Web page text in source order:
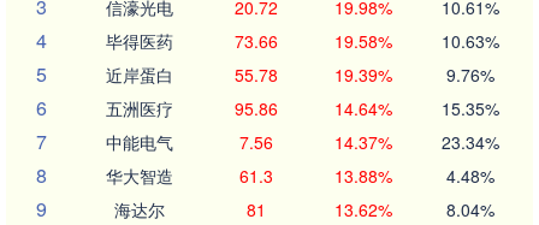
3 信濠光电 20.72 19.98% 10.61%
4 毕得医药 73.66 19.58% 10.63%
5 近岸蛋白 55.78 19.39% 9.76%
6 五洲医疗 95.86 14.64% 15.35%
7 中能电气 7.56 14.37% 23.34%
8 华大智造 61.3 13.88% 4.48%
9 海达尔 81 13.62% 8.04%